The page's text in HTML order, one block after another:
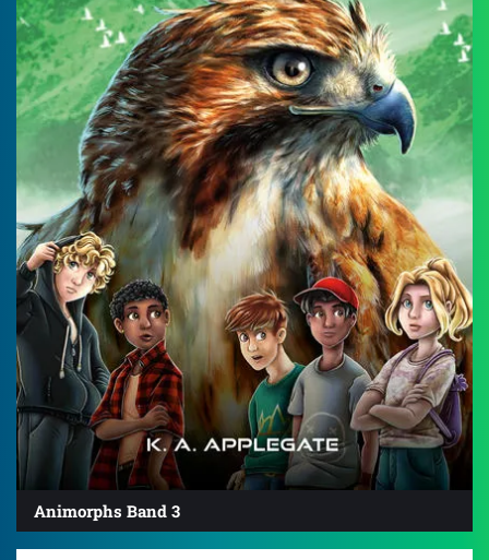
Animorphs Band 3